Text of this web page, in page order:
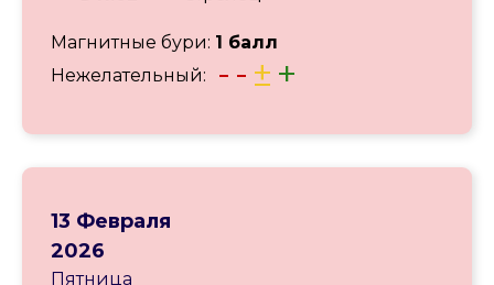
Магнитные бури: 1 балл
Нежелательный:
- - ± +
13 Февраля
2026
Пятница